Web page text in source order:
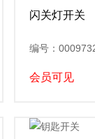
闪关灯开关
编号：
会员可见